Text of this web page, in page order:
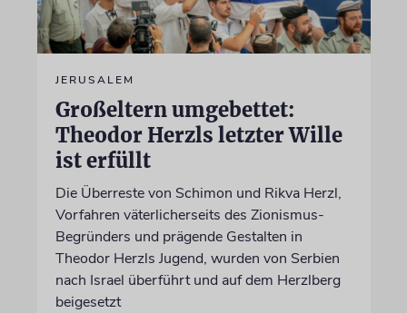
JERUSALEM
Großeltern umgebettet:
Theodor Herzls letzter Wille
ist erfüllt
Die Überreste von Schimon und Rikva Herzl,
Vorfahren väterlicherseits des Zionismus-
Begründers und prägende Gestalten in
Theodor Herzls Jugend, wurden von Serbien
nach Israel überführt und auf dem Herzlberg
beigesetzt